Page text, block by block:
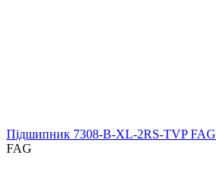
Підшипник 7308-B-XL-2RS-TVP FAG
FAG